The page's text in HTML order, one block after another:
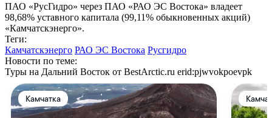
ПАО «РусГидро» через ПАО «РАО ЭС Востока» владеет
98,68% уставного капитала (99,11% обыкновенных акций)
«Камчатскэнерго».
Теги:
Камчатскэнерго РАО ЭС Востока Русгидро
Новости по теме:
Туры на Дальний Восток от BestArctic.ru erid:pjwvokpoevpk